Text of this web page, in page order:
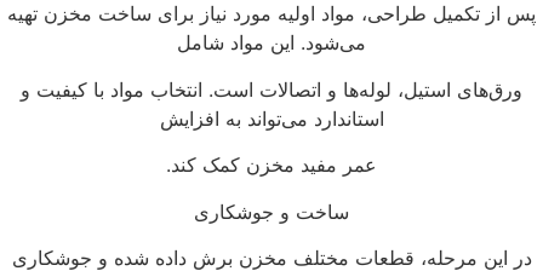
از تکمیل طراحی، مواد اولیه مورد نیاز برای ساخت مخزن تهیه
می‌شود. این مواد شامل
ورق‌های استیل، لوله‌ها و اتصالات است. انتخاب مواد با کیفیت و
استاندارد می‌تواند به افزایش
عمر مفید مخزن کمک کند.
ساخت و جوشکاری
در این مرحله، قطعات مختلف مخزن برش داده شده و جوشکاری